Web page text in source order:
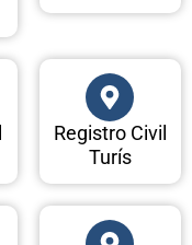
Registro Civil
Turís